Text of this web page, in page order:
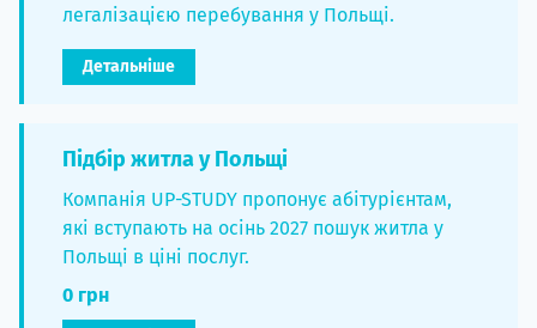
легалізацією перебування у Польщі.
Детальніше
Підбір житла у Польщі
Компанія UP-STUDY пропонує абітурієнтам,
які вступають на осінь 2027 пошук житла у
Польщі в ціні послуг.
0 грн